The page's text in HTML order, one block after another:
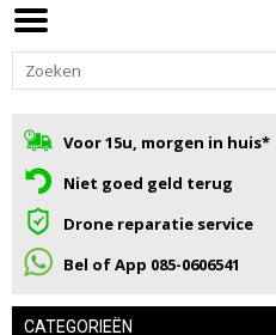
Voor 15u, morgen in huis*
Niet goed geld terug
Drone reparatie service
Bel of App 085-0606541
CATEGORIEËN